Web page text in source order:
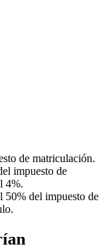
de matriculación.
impuesto de
4%.
50% del impuesto de